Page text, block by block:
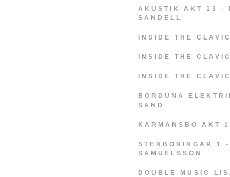
AKUSTIK AKT 13 -
SANDELL
INSIDE THE
INSIDE THE
INSIDE THE
BORDUNA
SAND
KARMANSBO AKT 1
STENBONINGAR 1
SAMUELSSON
DOUBLE MUSIC